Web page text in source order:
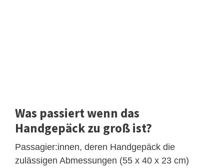
Was passiert wenn das
Handgepäck zu groß ist?
Passagier:innen, deren Handgepäck die
zulässigen Abmessungen (55 x 40 x 23 cm)